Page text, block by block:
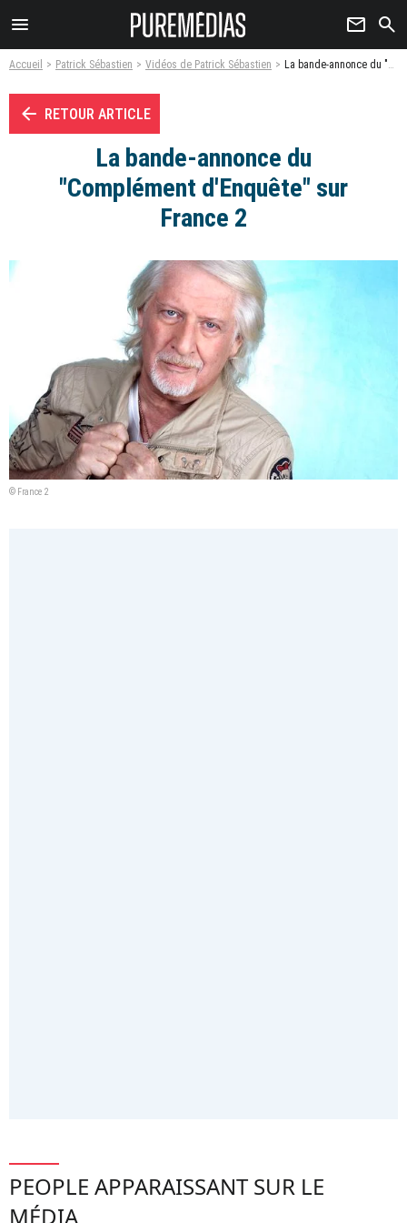
menu newsletter search
Accueil Patrick Sébastien Vidéos de Patrick Sébastien La bande-annonce du "Complément d'Enquête" sur France 2 - Vidéo
arrow_left RETOUR ARTICLE
La bande-annonce du
"Complément d'Enquête" sur
France 2
© France 2
PEOPLE APPARAISSANT SUR LE
MÉDIA